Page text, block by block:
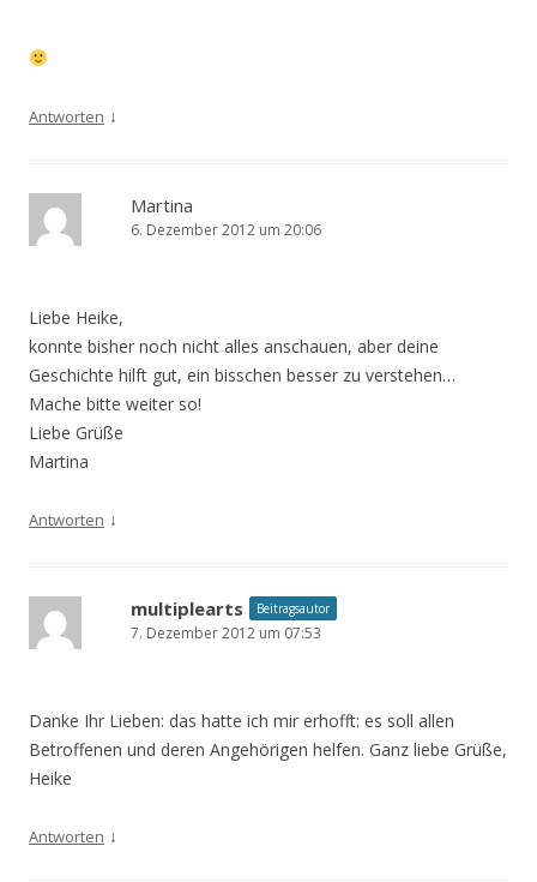
Antworten ↓
Martina
6. Dezember 2012 um 20:06
Liebe Heike,
konnte bisher noch nicht alles anschauen, aber deine
Geschichte hilft gut, ein bisschen besser zu verstehen…
Mache bitte weiter so!
Liebe Grüße
Martina
Antworten ↓
multiplearts Beitragsautor
7. Dezember 2012 um 07:53
Danke Ihr Lieben: das hatte ich mir erhofft: es soll allen
Betroffenen und deren Angehörigen helfen. Ganz liebe Grüße,
Heike
Antworten ↓